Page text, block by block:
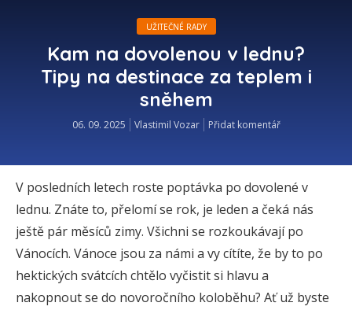
UŽITEČNÉ RADY
Kam na dovolenou v lednu?
Tipy na destinace za teplem i
sněhem
06. 09. 2025 Vlastimil Vozar Přidat komentář
V posledních letech roste poptávka po dovolené v
lednu. Znáte to, přelomí se rok, je leden a čeká nás
ještě pár měsíců zimy. Všichni se rozkoukávají po
Vánocích. Vánoce jsou za námi a vy cítíte, že by to po
hektických svátcích chtělo vyčistit si hlavu a
nakopnout se do novoročního koloběhu? Ať už byste